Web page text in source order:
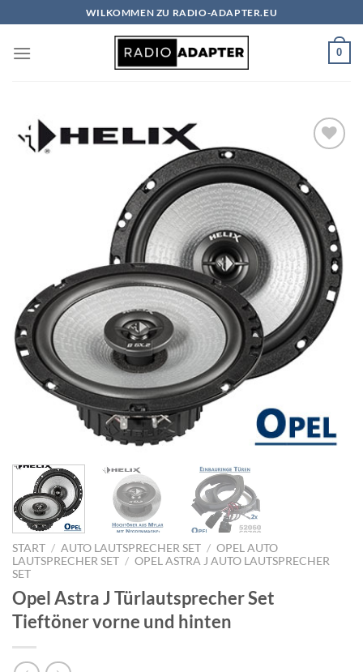
Inhalt
springen
WILKOMMEN ZU RADIO-ADAPTER.EU
0
Wunschliste
hinzufügen
START / AUTO LAUTSPRECHER SET / OPEL AUTO
LAUTSPRECHER SET / OPEL ASTRA J AUTO LAUTSPRECHER
SET
Opel Astra J Türlautsprecher Set
Tieftöner vorne und hinten